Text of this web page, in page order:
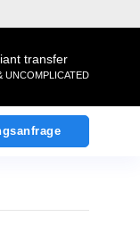
transfer
UNCOMPLICATED